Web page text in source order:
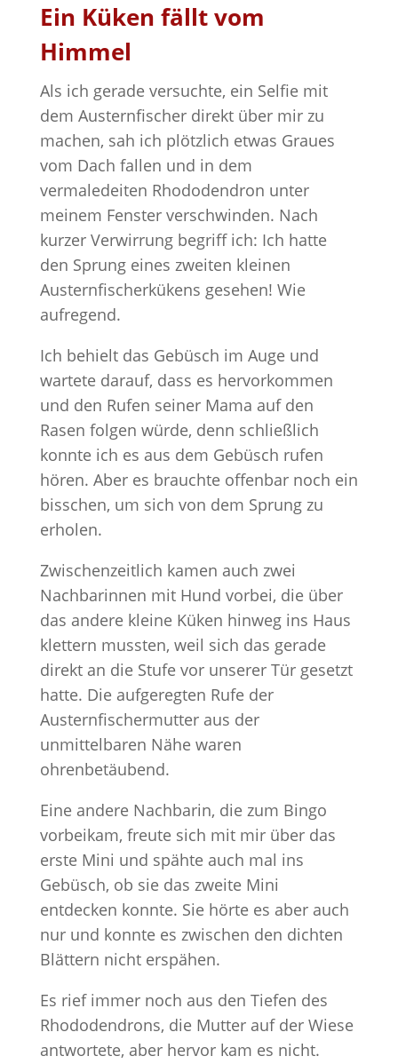
Ein Küken fällt vom
Himmel
Als ich gerade versuchte, ein Selfie mit
dem Austernfischer direkt über mir zu
machen, sah ich plötzlich etwas Graues
vom Dach fallen und in dem
vermaledeiten Rhododendron unter
meinem Fenster verschwinden. Nach
kurzer Verwirrung begriff ich: Ich hatte
den Sprung eines zweiten kleinen
Austernfischerkükens gesehen! Wie
aufregend.
Ich behielt das Gebüsch im Auge und
wartete darauf, dass es hervorkommen
und den Rufen seiner Mama auf den
Rasen folgen würde, denn schließlich
konnte ich es aus dem Gebüsch rufen
hören. Aber es brauchte offenbar noch ein
bisschen, um sich von dem Sprung zu
erholen.
Zwischenzeitlich kamen auch zwei
Nachbarinnen mit Hund vorbei, die über
das andere kleine Küken hinweg ins Haus
klettern mussten, weil sich das gerade
direkt an die Stufe vor unserer Tür gesetzt
hatte. Die aufgeregten Rufe der
Austernfischermutter aus der
unmittelbaren Nähe waren
ohrenbetäubend.
Eine andere Nachbarin, die zum Bingo
vorbeikam, freute sich mit mir über das
erste Mini und spähte auch mal ins
Gebüsch, ob sie das zweite Mini
entdecken konnte. Sie hörte es aber auch
nur und konnte es zwischen den dichten
Blättern nicht erspähen.
Es rief immer noch aus den Tiefen des
Rhododendrons, die Mutter auf der Wiese
antwortete, aber hervor kam es nicht.